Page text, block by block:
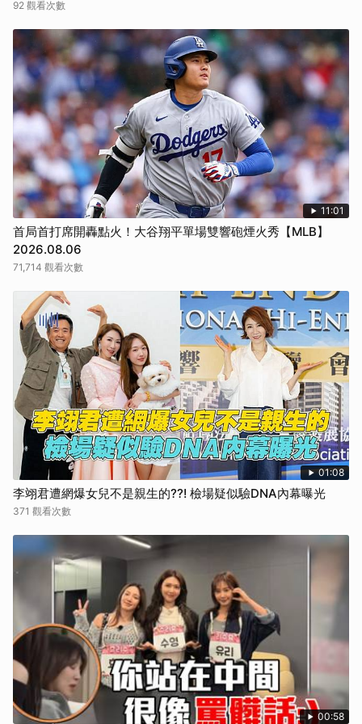
92 觀看次數
11:01
首局首打席開轟點火！大谷翔平單場雙響砲煙火秀【MLB】
2026.08.06
71,714 觀看次數
01:08
李翊君遭網爆女兒不是親生的??! 檢場疑似驗DNA內幕曝光
371 觀看次數
00:58